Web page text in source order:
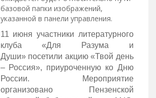
базовой папки изображений,
указанной в панели управления.
11 июня участники литературного
клуба «Для Разума и
Души» посетили акцию «Твой день
– Россия», приуроченную ко Дню
России. Мероприятие
организовано Пензенской